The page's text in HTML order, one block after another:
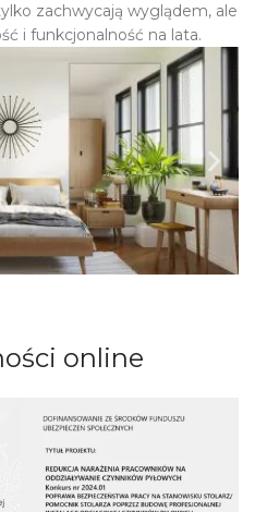
zachwycają wyglądem, ale
i funkcjonalność na lata.
online